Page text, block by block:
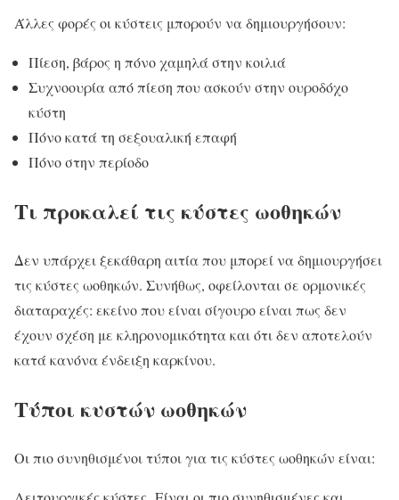
Άλλες φορές οι κύστεις μπορούν να δημιουργήσουν:
Πίεση, βάρος η πόνο χαμηλά στην κοιλιά
Συχνοουρία από πίεση που ασκούν στην ουροδόχο
κύστη
Πόνο κατά τη σεξουαλική επαφή
Πόνο στην περίοδο
Τι προκαλεί τις κύστες ωοθηκών
Δεν υπάρχει ξεκάθαρη αιτία που μπορεί να δημιουργήσει
τις κύστες ωοθηκών. Συνήθως, οφείλονται σε ορμονικές
διαταραχές: εκείνο που είναι σίγουρο είναι πως δεν
έχουν σχέση με κληρονομικότητα και ότι δεν αποτελούν
κατά κανόνα ένδειξη καρκίνου.
Τύποι κυστών ωοθηκών
Οι πιο συνηθισμένοι τύποι για τις κύστες ωοθηκών είναι: